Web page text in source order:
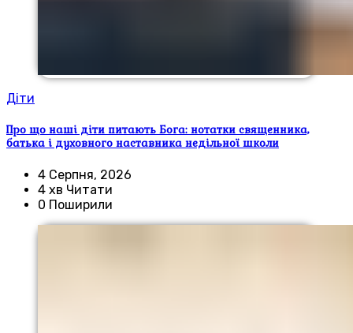
Діти
Про що наші діти питають Бога: нотатки священника,
батька і духовного наставника недільної школи
4 Серпня, 2026
4 хв Читати
0 Поширили